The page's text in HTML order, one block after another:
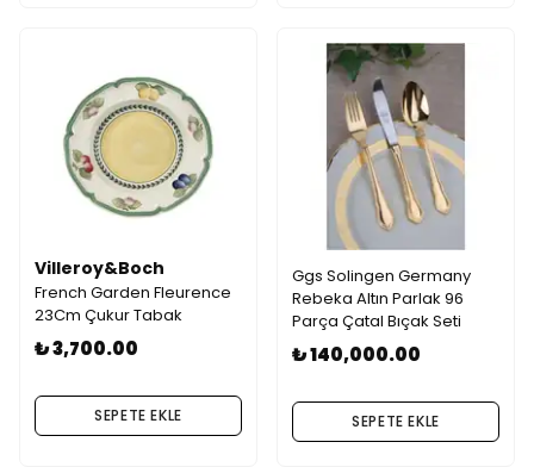
Villeroy&Boch
French Garden Fleurence
23Cm Çukur Tabak
₺ 3,700.00
SEPETE EKLE
Ggs Solingen Germany
Rebeka Altın Parlak 96
Parça Çatal Bıçak Seti
₺ 140,000.00
SEPETE EKLE